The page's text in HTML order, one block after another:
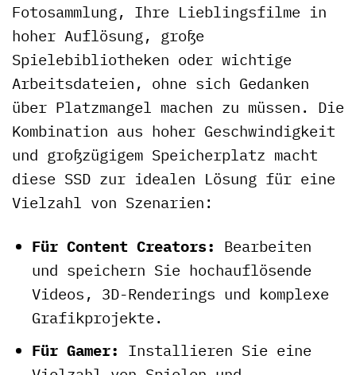
Fotosammlung, Ihre Lieblingsfilme in
hoher Auflösung, große
Spielebibliotheken oder wichtige
Arbeitsdateien, ohne sich Gedanken
über Platzmangel machen zu müssen. Die
Kombination aus hoher Geschwindigkeit
und großzügigem Speicherplatz macht
diese SSD zur idealen Lösung für eine
Vielzahl von Szenarien:
Für Content Creators: Bearbeiten
und speichern Sie hochauflösende
Videos, 3D-Renderings und komplexe
Grafikprojekte.
Für Gamer: Installieren Sie eine